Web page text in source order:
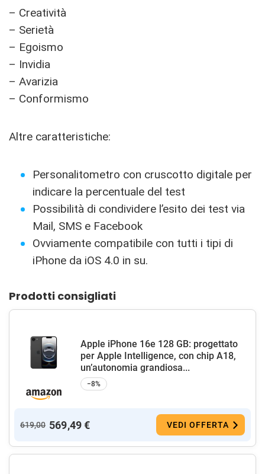
– Creatività
– Serietà
– Egoismo
– Invidia
– Avarizia
– Conformismo
Altre caratteristiche:
Personalitometro con cruscotto digitale per
indicare la percentuale del test
Possibilità di condividere l’esito dei test via
Mail, SMS e Facebook
Ovviamente compatibile con tutti i tipi di
iPhone da iOS 4.0 in su.
Prodotti consigliati
Apple iPhone 16e 128 GB: progettato
per Apple Intelligence, con chip A18,
un’autonomia grandiosa...
−8%
619,00 569,49 € VEDI OFFERTA